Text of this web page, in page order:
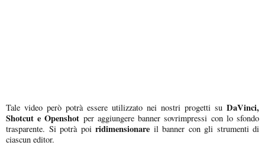
Tale video però potrà essere utilizzato nei nostri progetti su DaVinci,
Shotcut e Openshot per aggiungere banner sovrimpressi con lo sfondo
trasparente. Si potrà poiridimensionare il banner con gli strumenti di
ciascun editor.